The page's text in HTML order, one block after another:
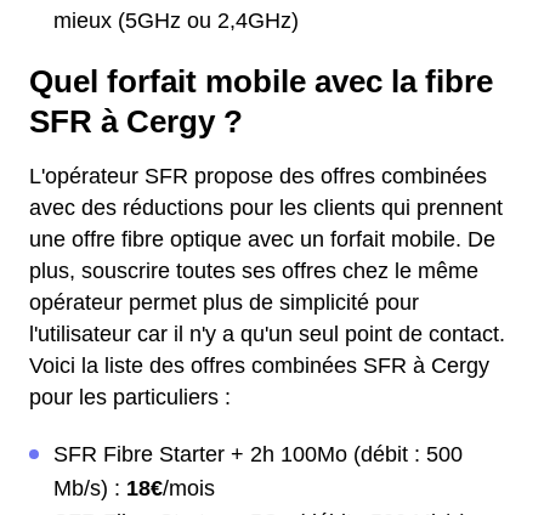
mieux (5GHz ou 2,4GHz)
Quel forfait mobile avec la fibre
SFR à Cergy ?
L'opérateur SFR propose des offres combinées
avec des réductions pour les clients qui prennent
une offre fibre optique avec un forfait mobile. De
plus, souscrire toutes ses offres chez le même
opérateur permet plus de simplicité pour
l'utilisateur car il n'y a qu'un seul point de contact.
Voici la liste des offres combinées SFR à Cergy
pour les particuliers :
SFR Fibre Starter + 2h 100Mo (débit : 500
Mb/s) : 18€/mois